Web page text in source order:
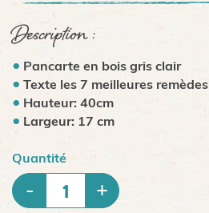
Description :
Pancarte en bois gris clair
Texte les 7 meilleures remèdes
Hauteur: 40cm
Largeur: 17 cm
Quantité